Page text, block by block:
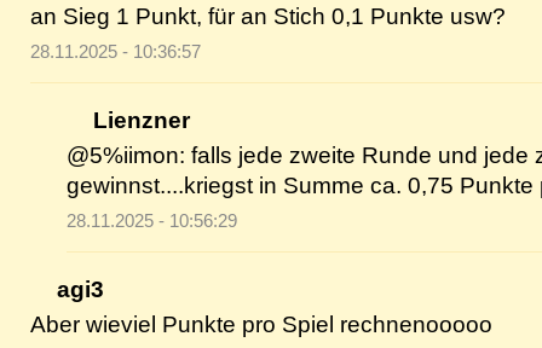
an Sieg 1 Punkt, für an Stich 0,1 Punkte usw?
28.11.2025 - 10:36:57
Lienzner
@5%iimon: falls jede zweite Runde und jede
gewinnst....kriegst in Summe ca. 0,75 Punkte
28.11.2025 - 10:56:29
agi3
Aber wieviel Punkte pro Spiel rechnenooooo